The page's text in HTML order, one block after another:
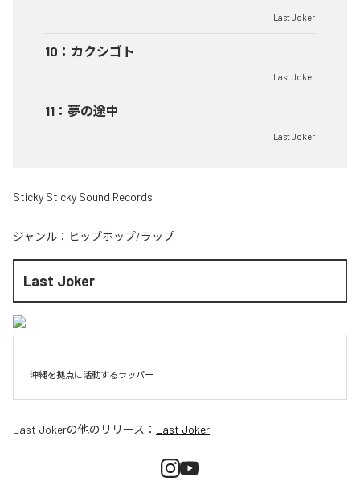
Last Joker
10 ： カクシゴト
Last Joker
11 ： 夢の途中
Last Joker
Sticky Sticky Sound Records
ジャンル： ヒップホップ/ラップ
Last Joker
沖縄を拠点に活動するラッパー
Last Jokerの他のリリース： Last Joker